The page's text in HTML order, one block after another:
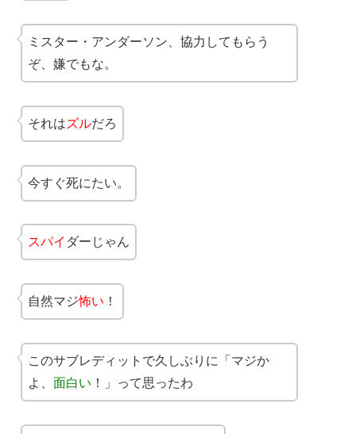
ミスター・アンダーソン、協力してもらう
ぞ、嫌でもな。
それはズルだろ
今すぐ死にたい。
スパイ ダーじゃん
自然マジ怖い ！
このサブレディットで久しぶりに「マジか
よ、 面白い ！」って思ったわ